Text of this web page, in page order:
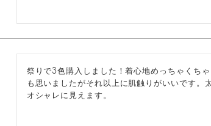
祭りで3色購入しました！着心地めっちゃくち
も思いましたがそれ以上に肌触りがいいです。
オシャレに見えます。